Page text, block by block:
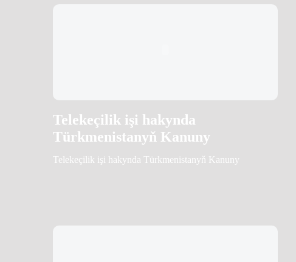
Telekeçilik işi hakynda
Türkmenistanyň Kanuny
Telekeçilik işi hakynda Türkmenistanyň Kanuny